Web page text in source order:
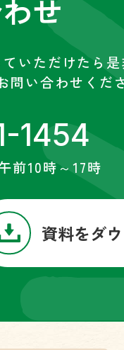
せ
いただけたら是
い合わせくだ
1454
前10時～17時
資料をダ